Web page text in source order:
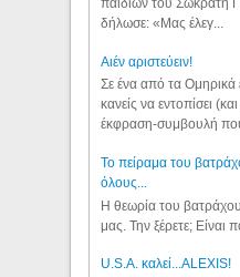
παιδιών του Σωκράτη
δήλωσε: «Μας έλεγ...
Aιέν αριστεύειν!
Σε ένα από τα Ομηρικά
κανείς να εντοπίσει
έκφραση-συμβουλή που
Το πείραμα του
όλους...
Η θεωρία του βατράχου
μας. Την ξέρετε; Είναι
U.S.A. καλεί...ALEXIS!